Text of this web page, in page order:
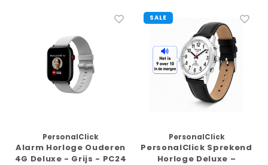
PersonalClick
Alarm Horloge Ouderen
4G Deluxe - Grijs - PC24
SALE
PersonalClick
PersonalClick Sprekend
Horloge Deluxe –